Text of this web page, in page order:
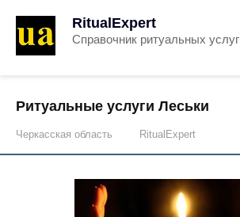
RitualExpert
Справочник ритуальных услуг
Ритуальные услуги Леськи
Черкасская область RitualExpert